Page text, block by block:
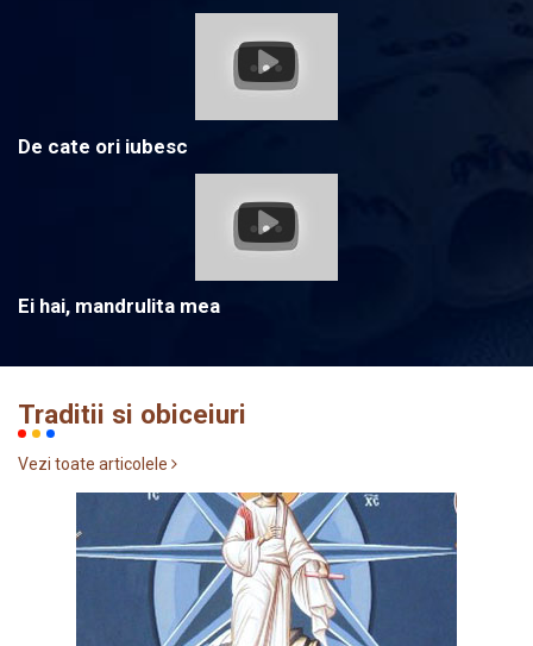
De cate ori iubesc
Ei hai, mandrulita mea
Traditii si obiceiuri
Vezi toate articolele